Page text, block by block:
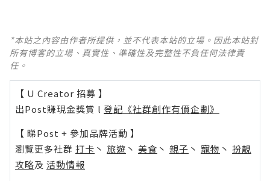
*本站之內容由作者所提供，並不代表本站的立場。因此本站對
所有博客的立場、真實性、準確性及完整性不負任何法律責
任。
【 U Creator 招募 】
出Post賺現金獎賞 l 登記《社群創作有價企劃》
【 睇Post + 參加品牌活動 】
瀏覽更多社群 打卡 丶 旅遊 丶 美食 丶 親子 丶 寵物 丶 扮靚
攻略及 活動情報